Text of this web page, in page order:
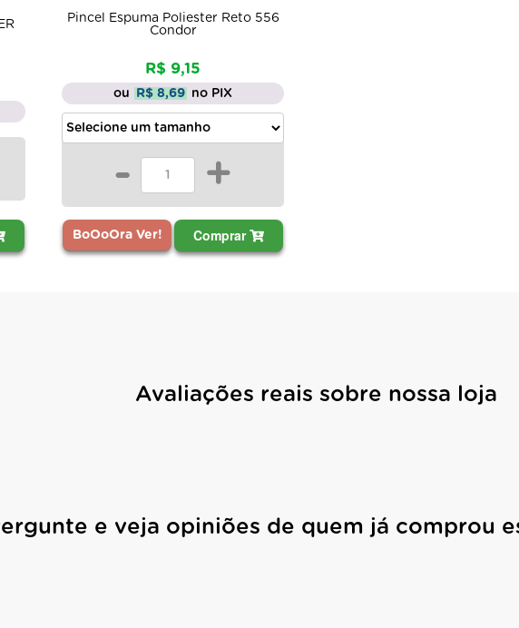
Pincel Espuma Poliester Reto 556
Condor
R$ 9,15
ou R$ 8,69 no PIX
- +
BoOoOra Ver! Comprar
Avaliações reais sobre nossa loja
e veja opiniões de quem já comprou